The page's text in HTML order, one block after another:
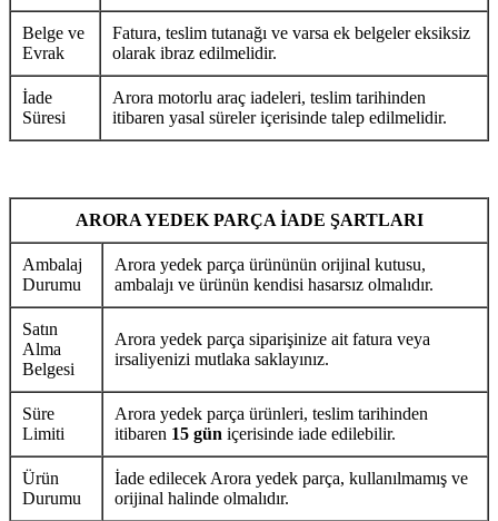
Belge ve
Evrak
Fatura, teslim tutanağı ve varsa ek belgeler eksiksiz
olarak ibraz edilmelidir.
İade
Süresi
Arora motorlu araç iadeleri, teslim tarihinden
itibaren yasal süreler içerisinde talep edilmelidir.
ARORA YEDEK PARÇA İADE ŞARTLARI
Ambalaj
Durumu
Arora yedek parça ürününün orijinal kutusu,
ambalajı ve ürünün kendisi hasarsız olmalıdır.
Satın
Alma
Belgesi
Arora yedek parça siparişinize ait fatura veya
irsaliyenizi mutlaka saklayınız.
Süre
Limiti
Arora yedek parça ürünleri, teslim tarihinden
itibaren 15 gün içerisinde iade edilebilir.
Ürün
Durumu
İade edilecek Arora yedek parça, kullanılmamış ve
orijinal halinde olmalıdır.